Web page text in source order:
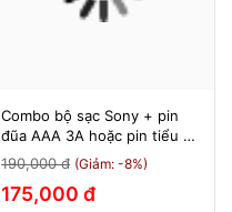
Combo bộ sạc Sony + pin
đũa AAA 3A hoặc pin tiểu AA
2A Sony 1.5v
190,000 đ (Giảm: -8%)
175,000 đ